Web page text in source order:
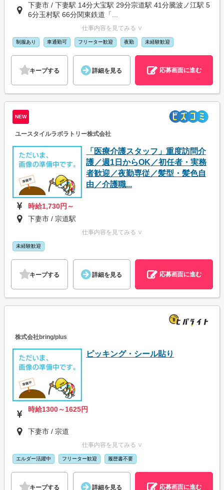
下妻市 / 下妻駅 14分大宝駅 29分宗道駅 41分騰波ノ江駅 5
6分玉村駅 66分関東鉄道「...
仕事内容を見てみる ∨
制服あり 車通勤可 フリーター歓迎 夜勤 未経験歓迎
キープする 詳細を見る 応募画面に進む
NEW
ユースタイルラボラトリー株式会社
「医療介護スタッフ」重度訪問介
護／週1日からOK／初任者・実務
者歓迎／夜勤専従／髪型・髪色自
由／介護職...
時給1,730円～
下妻市 / 宗道駅
仕事内容を見てみる ∨
未経験歓迎
キープする 詳細を見る 応募画面に進む
株式会社bring/plus
ピッキング・シール貼り
時給1300～1625円
下妻市 / 宗道
仕事内容を見てみる ∨
エルダー活躍中 フリーター歓迎 履歴書不要
キープする 詳細を見る 応募画面に進む